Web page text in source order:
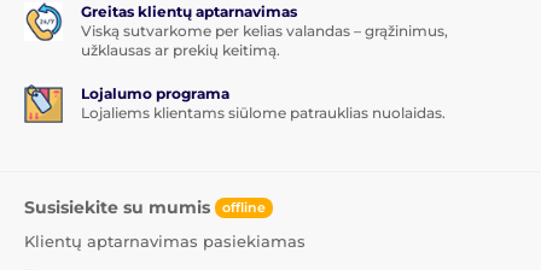
Greitas klientų aptarnavimas
Viską sutvarkome per kelias valandas – grąžinimus,
užklausas ar prekių keitimą.
Lojalumo programa
Lojaliems klientams siūlome patrauklias nuolaidas.
Susisiekite su mumis offline
Klientų aptarnavimas pasiekiamas